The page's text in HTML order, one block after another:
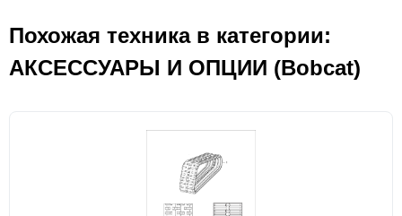
Похожая техника в категории:
АКСЕСCУАРЫ И ОПЦИИ (Bobcat)